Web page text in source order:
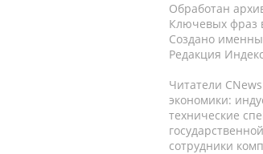
Обработан
Ключевых фраз
Создано
Редакция
Читатели
экономики:
технические
сотрудники